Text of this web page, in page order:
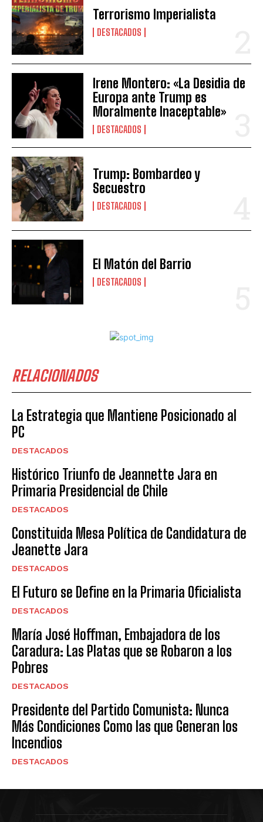
Terrorismo Imperialista
DESTACADOS
Irene Montero: «La Desidia de
Europa ante Trump es
Moralmente Inaceptable»
DESTACADOS
Trump: Bombardeo y
Secuestro
DESTACADOS
El Matón del Barrio
DESTACADOS
RELACIONADOS
La Estrategia que Mantiene Posicionado al
PC
DESTACADOS
Histórico Triunfo de Jeannette Jara en
Primaria Presidencial de Chile
DESTACADOS
Constituida Mesa Política de Candidatura de
Jeanette Jara
DESTACADOS
El Futuro se Define en la Primaria Oficialista
DESTACADOS
María José Hoffman, Embajadora de los
Caradura: Las Platas que se Robaron a los
Pobres
DESTACADOS
Presidente del Partido Comunista: Nunca
Más Condiciones Como las que Generan los
Incendios
DESTACADOS